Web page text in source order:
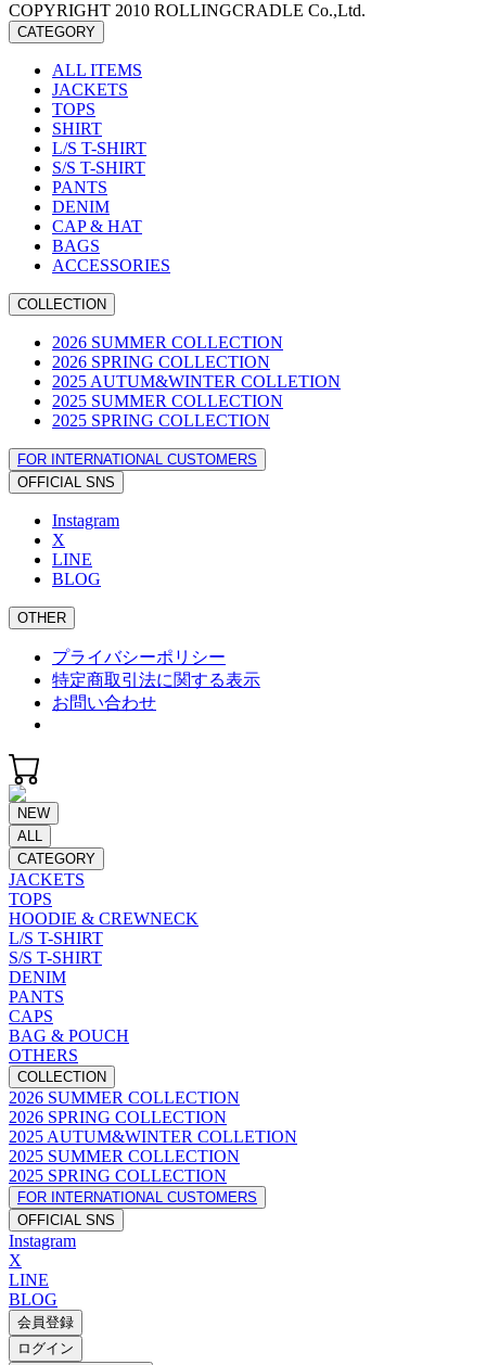
COPYRIGHT 2010 ROLLINGCRADLE Co.,Ltd.
CATEGORY
ALL ITEMS
JACKETS
TOPS
SHIRT
L/S T-SHIRT
S/S T-SHIRT
PANTS
DENIM
CAP & HAT
BAGS
ACCESSORIES
COLLECTION
2026 SUMMER COLLECTION
2026 SPRING COLLECTION
2025 AUTUM&WINTER COLLETION
2025 SUMMER COLLECTION
2025 SPRING COLLECTION
FOR INTERNATIONAL CUSTOMERS
OFFICIAL SNS
Instagram
X
LINE
BLOG
OTHER
プライバシーポリシー
特定商取引法に関する表示
お問い合わせ
NEW
ALL
CATEGORY
JACKETS
TOPS
HOODIE & CREWNECK
L/S T-SHIRT
S/S T-SHIRT
DENIM
PANTS
CAPS
BAG & POUCH
OTHERS
COLLECTION
2026 SUMMER COLLECTION
2026 SPRING COLLECTION
2025 AUTUM&WINTER COLLETION
2025 SUMMER COLLECTION
2025 SPRING COLLECTION
FOR INTERNATIONAL CUSTOMERS
OFFICIAL SNS
Instagram
X
LINE
BLOG
会員登録
ログイン